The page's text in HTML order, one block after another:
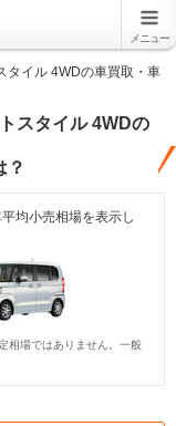
メニュー
タイル 4WDの車買取・車
スタイル 4WDの
？
均小売相場を表示し
相場ではありません。一般